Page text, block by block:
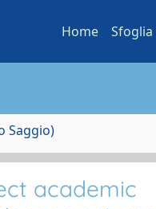
Home Sfoglia
Saggio)
academic